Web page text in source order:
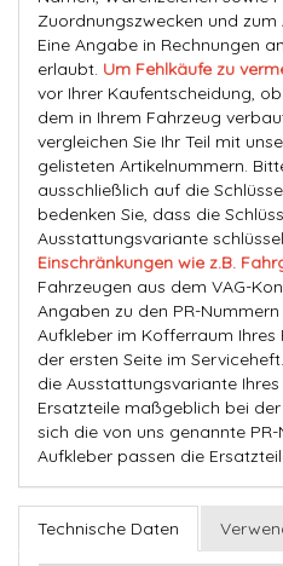
Zuordnungszwecken und zum
Eine Angabe in Rechnungen
erlaubt. Um Fehlkäufe zu
vor Ihrer Kaufentscheidung,
dem in Ihrem Fahrzeug
vergleichen Sie Ihr Teil mit
gelisteten Artikelnummern.
ausschließlich auf die
bedenken Sie, dass die
Ausstattungsvariante
Einschränkungen wie z.B.
Fahrzeugen aus dem VAG-
Angaben zu den PR-
Aufkleber im Kofferraum
der ersten Seite im
die Ausstattungsvariante
Ersatzteile maßgeblich bei
sich die von uns genannte
Aufkleber passen die
Technische Daten